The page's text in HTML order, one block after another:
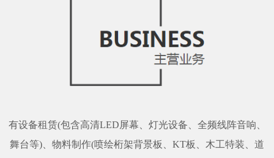
有设备租赁(包含高清LED屏幕、灯光设备、全频线阵音响、
舞台等)、物料制作(喷绘桁架背景板、KT板、木工特装、道